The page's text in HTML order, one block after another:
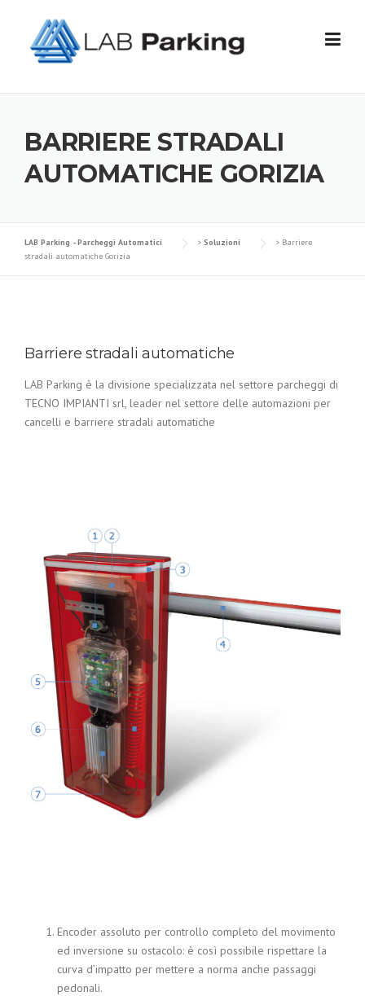
content
BARRIERE STRADALI
AUTOMATICHE GORIZIA
LAB Parking - Parcheggi Automatici > Soluzioni > Barriere
stradali automatiche Gorizia
Barriere stradali automatiche
LAB Parking è la divisione specializzata nel settore parcheggi di
TECNO IMPIANTI srl, leader nel settore delle automazioni per
cancelli e barriere stradali automatiche
Encoder assoluto per controllo completo del movimento
ed inversione su ostacolo: è così possibile rispettare la
curva d’impatto per mettere a norma anche passaggi
pedonali.